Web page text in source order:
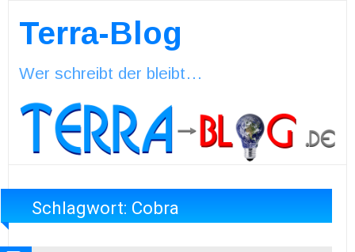
Terra-Blog
Wer schreibt der bleibt…
Schlagwort: Cobra